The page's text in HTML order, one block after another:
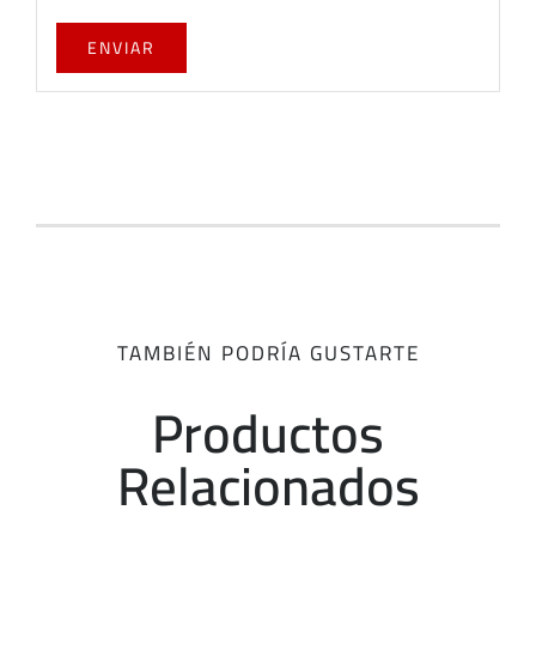
TAMBIÉN PODRÍA GUSTARTE
Productos
Relacionados